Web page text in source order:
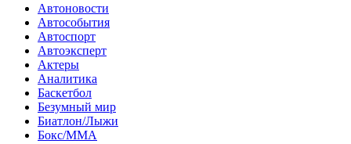
Автоновости
Автособытия
Автоспорт
Автоэксперт
Актеры
Аналитика
Баскетбол
Безумный мир
Биатлон/Лыжи
Бокс/MMA